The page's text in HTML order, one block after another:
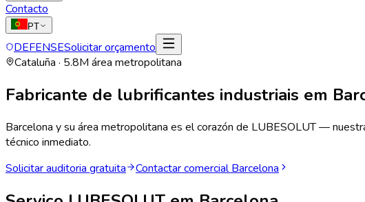
Contacto
PT
DEFENSESolicitar orçamento
Cataluña · 5.8M área metropolitana
Fabricante de lubrificantes industriais em
Barcelona y su área metropolitana es el corazón de LUBESOLUT —
técnico inmediato.
Solicitar auditoria gratuita
Contactar comercial Barcelona